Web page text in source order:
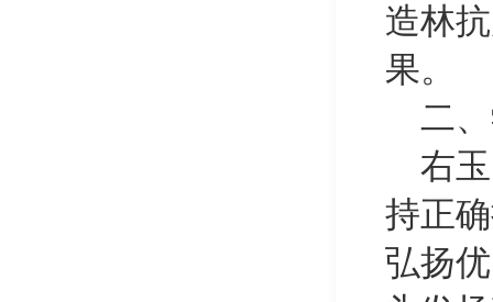
造林
果。
二
右
持正
弘扬